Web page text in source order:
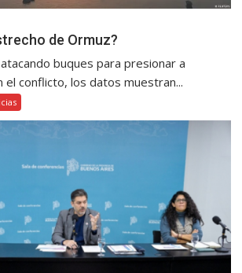
de Ormuz?
buques para presionar a
el conflicto, los datos muestran...